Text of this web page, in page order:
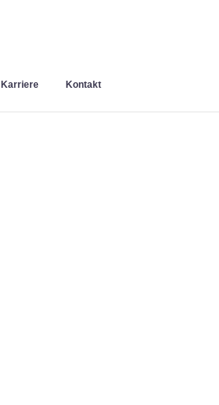
Karriere Kontakt